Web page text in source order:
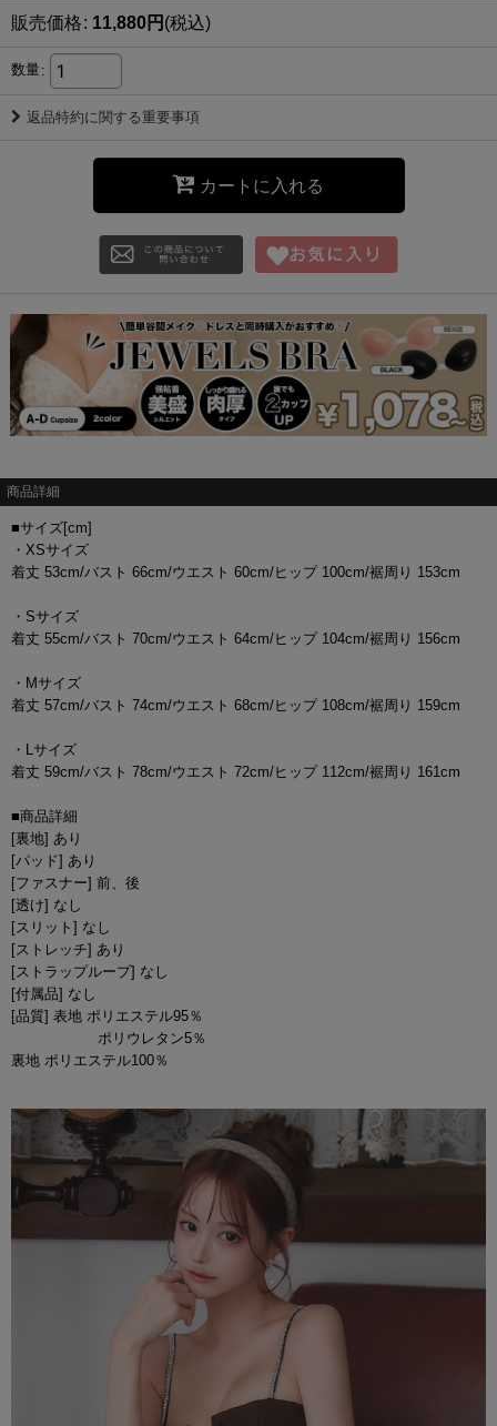
販売価格: 11,880円 (税込)
数量:
返品特約に関する重要事項
カートに入れる
商品詳細
■サイズ[cm]
・XSサイズ
着丈 53cm/バスト 66cm/ウエスト 60cm/ヒップ 100cm/裾周り 153cm
・Sサイズ
着丈 55cm/バスト 70cm/ウエスト 64cm/ヒップ 104cm/裾周り 156cm
・Mサイズ
着丈 57cm/バスト 74cm/ウエスト 68cm/ヒップ 108cm/裾周り 159cm
・Lサイズ
着丈 59cm/バスト 78cm/ウエスト 72cm/ヒップ 112cm/裾周り 161cm
■商品詳細
[裏地] あり
[パッド] あり
[ファスナー] 前、後
[透け] なし
[スリット] なし
[ストレッチ] あり
[ストラップループ] なし
[付属品] なし
[品質] 表地 ポリエステル95％
ポリウレタン5％
裏地 ポリエステル100％